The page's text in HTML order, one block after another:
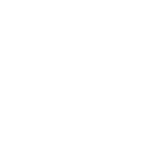
نام اختیار کیا۔ امید فاضلی کی ابتدائی شہرت
نظم، سلام، نوحہ، حتی کہ گیت بھی لکھے۔ ان کے کئی